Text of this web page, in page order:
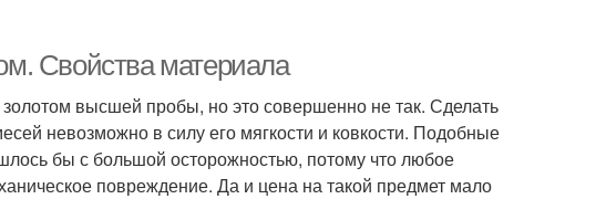
Свойства материала
высшей пробы, но это совершенно не так. Сделать
невозможно в силу его мягкости и ковкости. Подобные
бы с большой осторожностью, потому что любое
повреждение. Да и цена на такой предмет мало